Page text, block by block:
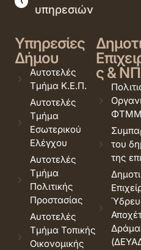
υπηρεσιών
Υπηρεσίες
Δήμου
Αυτοτελές
Τμήμα Κ.Ε.Π.
Αυτοτελές
Τμήμα
Εσωτερικού
Ελέγχου
Αυτοτελές
Τμήμα
Πολιτικής
Προστασίας
Αυτοτελές
Τμήμα Τοπικής
Οικονομικής
ς &
ΦΤΜΜ
του
της